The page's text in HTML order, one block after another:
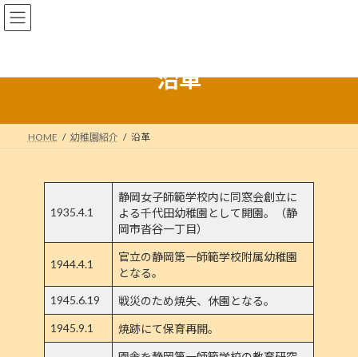
コ
ン
ナ
ビ
沿革
HOME 幼稚園紹介 沿革
1935.4.1
静岡女子師範学校内に同窓会創立に
よる千代田幼稚園として開園。（静
岡市沓谷一丁目）
1944.4.1
官立の静岡第一師範学校附属幼稚園
となる。
1945.6.19
戦災のため焼失、休園となる。
1945.9.1
焼跡にて保育再開。